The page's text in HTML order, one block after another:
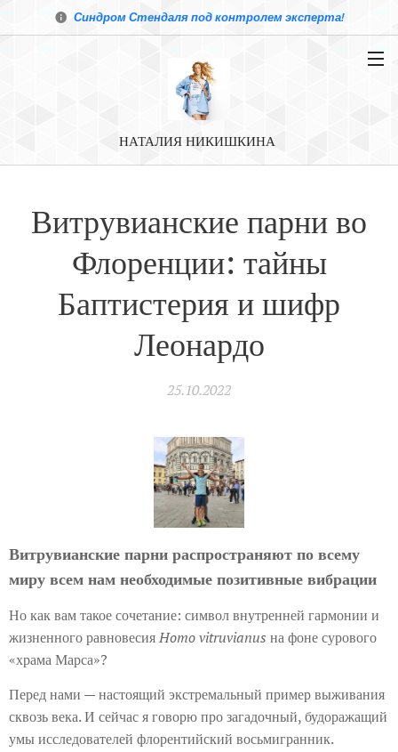
Синдром Стендаля под контролем эксперта!
НАТАЛИЯ НИКИШКИНА
Витрувианские парни во
Флоренции: тайны
Баптистерия и шифр
Леонардо
25.10.2022
Витрувианские парни распространяют по всему
миру всем нам необходимые позитивные вибрации
Но как вам такое сочетание: символ внутренней гармонии и
жизненного равновесияHomo vitruvianus на фоне сурового
«храма Марса»?
Перед нами — настоящий экстремальный пример выживания
сквозь века. И сейчас я говорю про загадочный, будоражащий
умы исследователей флорентийский восьмигранник.